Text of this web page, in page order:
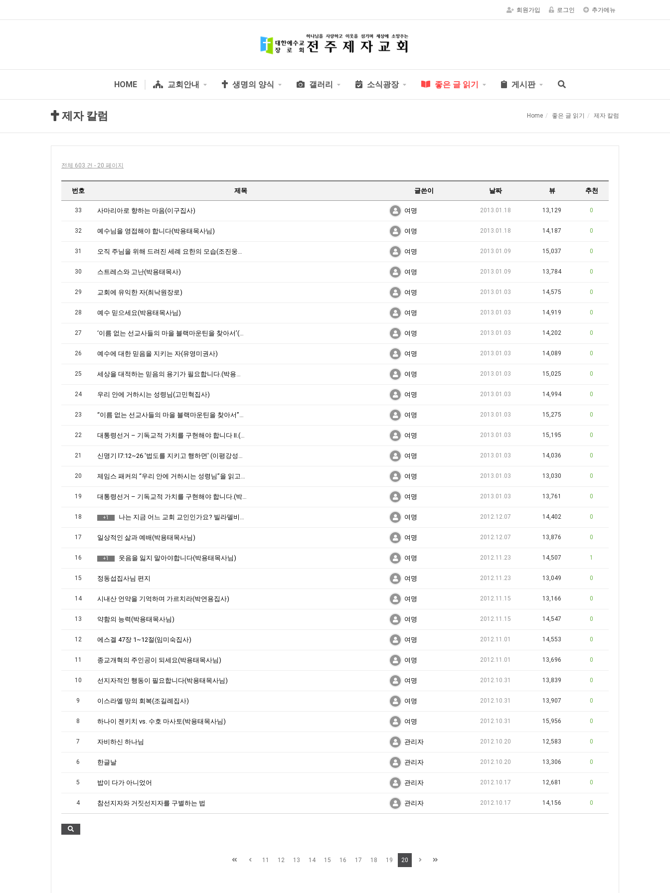
회원가입 로그인 추가메뉴
HOME 교회안내 생명의 양식 갤러리 소식광장 좋은 글 읽기 게시판
제자 칼럼 Home 좋은 글 읽기 제자 칼럼
전체 603 건 - 20 페이지
번호 제목 글쓴이 날짜 뷰 추천
33 사마리아로 향하는 마음(이구집사) 여명 2013.01.18 13,129 0
32 예수님을 영접해야 합니다(박용태목사님) 여명 2013.01.18 14,187 0
31 오직 주님을 위해 드려진 세례 요한의 모습(조진웅장로) 여명 2013.01.09 15,037 0
30 스트레스와 고난(박용태목사) 여명 2013.01.09 13,784 0
29 교회에 유익한 자(최낙원장로) 여명 2013.01.03 14,575 0
28 예수 믿으세요(박용태목사님) 여명 2013.01.03 14,919 0
27 ‘이름 없는 선교사들의 마을 블랙마운틴을 찾아서’(이승희성도) 여명 2013.01.03 14,202 0
26 예수에 대한 믿음을 지키는 자(유영미권사) 여명 2013.01.03 14,089 0
25 세상을 대적하는 믿음의 용기가 필요합니다.(박용태목사님) 여명 2013.01.03 15,025 0
24 우리 안에 거하시는 성령님(고민혁집사) 여명 2013.01.03 14,994 0
23 “이름 없는 선교사들의 마을 블랙마운틴을 찾아서”을 읽고서(한창욱성도) 여명 2013.01.03 15,275 0
22 대통령선거 – 기독교적 가치를 구현해야 합니다 Ⅱ.(박용태목사님) 여명 2013.01.03 15,195 0
21 신명기 l7:12~26 '법도를 지키고 행하면' (이평강성도) 여명 2013.01.03 14,036 0
20 제임스 패커의 “우리 안에 거하시는 성령님”을 읽고(이승호집사) 여명 2013.01.03 13,030 0
19 대통령선거 – 기독교적 가치를 구현해야 합니다.(박용태목사님) 여명 2013.01.03 13,761 0
18 +1 나는 지금 어느 교회 교인인가요? 빌라델비아? 라오디게아?<조민숙집사> 여명 2012.12.07 14,402 0
17 일상적인 삶과 예배(박용태목사님) 여명 2012.12.07 13,876 0
16 +1 웃음을 잃지 말아야합니다(박용태목사님) 여명 2012.11.23 14,507 1
15 정동섭집사님 편지 여명 2012.11.23 13,049 0
14 시내산 언약을 기억하며 가르치라(박연용집사) 여명 2012.11.15 13,166 0
13 약함의 능력(박용태목사님) 여명 2012.11.15 14,547 0
12 에스겔 47장 1~12절(임미숙집사) 여명 2012.11.01 14,553 0
11 종교개혁의 주인공이 되세요(박용태목사님) 여명 2012.11.01 13,696 0
10 선지자적인 행동이 필요합니다(박용태목사님) 여명 2012.10.31 13,839 0
9 이스라엘 땅의 회복(조길례집사) 여명 2012.10.31 13,907 0
8 하나이 젠키치 vs. 수호 마사토(박용태목사님) 여명 2012.10.31 15,956 0
7 자비하신 하나님 관리자 2012.10.20 12,583 0
6 한글날 관리자 2012.10.20 13,306 0
5 밥이 다가 아니었어 관리자 2012.10.17 12,681 0
4 참선지자와 거짓선지자를 구별하는 법 관리자 2012.10.17 14,156 0
11 12 13 14 15 16 17 18 19 20